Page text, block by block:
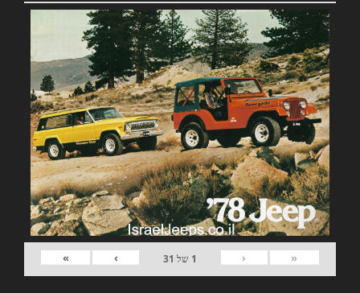
«
‹
1 של 31
›
»